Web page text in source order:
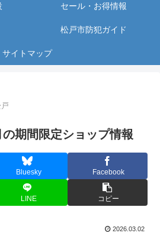
セール・お得情報
松戸市防犯ガイド
サイトマップ
期間限定ショップ情報
Bluesky Facebook
LINE コピー
2026.03.02